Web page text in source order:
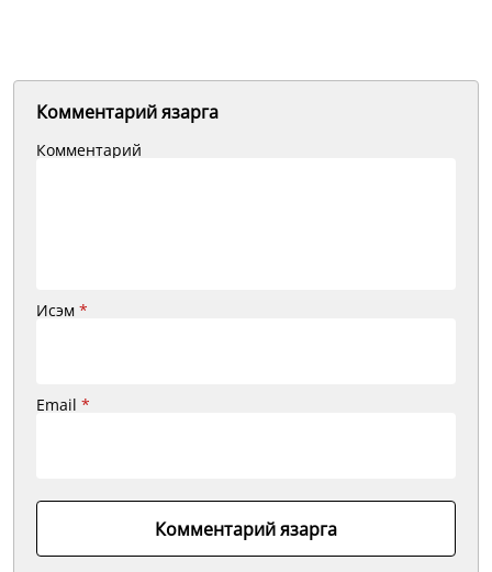
Комментарий язарга
Комментарий
Исэм *
Email *
Комментарий язарга